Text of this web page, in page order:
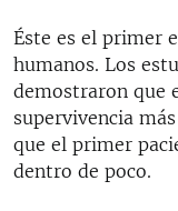
Éste es el primer
humanos. Los
demostraron que
supervivencia
que el primer
dentro de poco.